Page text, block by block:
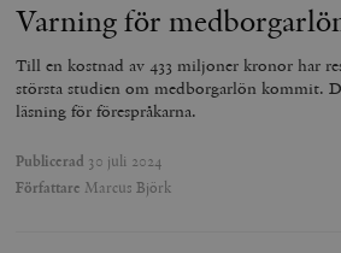
Varning för
Till en kostnad av 433 miljoner kronor har
största studien om medborgarlön kommit.
läsning för förespråkarna.
Publicerad 30 juli 2024
Författare Marcus Björk